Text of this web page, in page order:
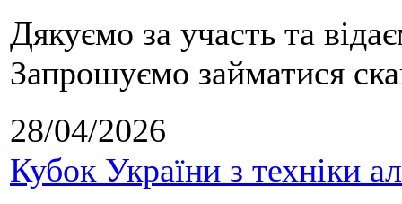
Дякуємо за участь та
Запрошуємо займатися
28/04/2026
Кубок України з техніки